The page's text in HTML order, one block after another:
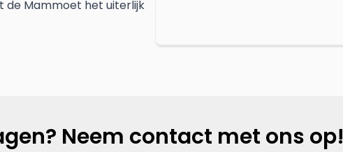
Mammoet het uiterlijk
Neem contact met ons op!